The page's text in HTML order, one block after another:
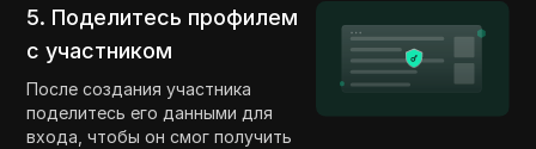
5. Поделитесь профилем
с участником
После создания участника
поделитесь его данными для
входа, чтобы он смог получить